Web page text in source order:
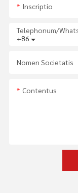
Inscriptio
+86
Telephonum/
Nomen Societatis
Contentus